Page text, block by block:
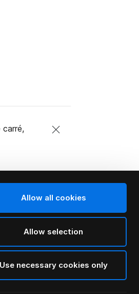
Allow all cookies
Allow selection
Use necessary cookies only
carré,